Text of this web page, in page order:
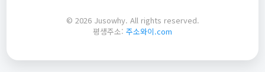
© 2026 Jusowhy. All rights reserved.
평생주소: 주소와이.com